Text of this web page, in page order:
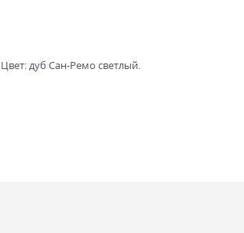
дуб Сан-Ремо светлый.